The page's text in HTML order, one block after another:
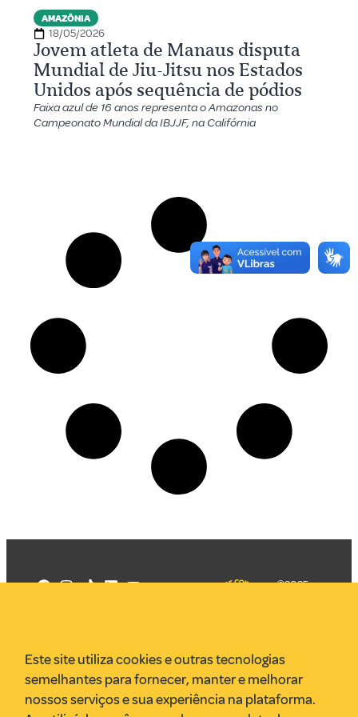
AMAZÔNIA
18/05/2026
Jovem atleta de Manaus disputa
Mundial de Jiu-Jitsu nos Estados
Unidos após sequência de pódios
Faixa azul de 16 anos representa o Amazonas no
Campeonato Mundial da IBJJF, na Califórnia
VR Assessoria
Parcerias
Envie uma pauta
©2025
Este site utiliza cookies e outras tecnologias
semelhantes para fornecer, manter e melhorar
nossos serviços e sua experiência na plataforma.